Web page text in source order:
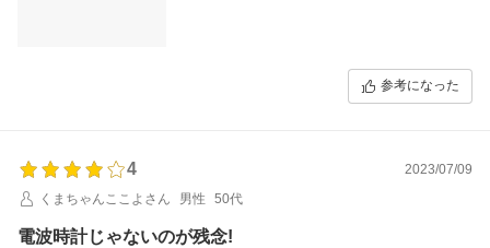
参考になった
4
2023/07/09
くまちゃんここよさん
男性 50代
電波時計じゃないのが残念!